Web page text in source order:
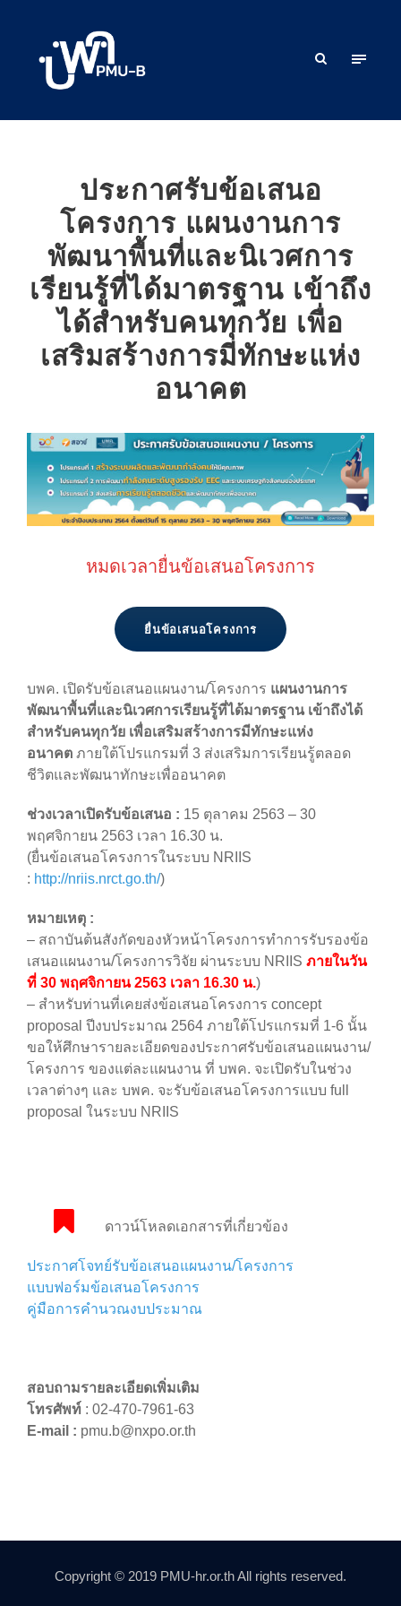
ประกาศรับข้อเสนอ
โครงการ แผนงานการ
พัฒนาพื้นที่และนิเวศการ
เรียนรู้ที่ได้มาตรฐาน เข้าถึง
ได้สำหรับคนทุกวัย เพื่อ
เสริมสร้างการมีทักษะแห่ง
อนาคต
หมดเวลายื่นข้อเสนอโครงการ
ยื่นข้อเสนอโครงการ
บพค. เปิดรับข้อเสนอแผนงาน/โครงการ แผนงานการ
พัฒนาพื้นที่และนิเวศการเรียนรู้ที่ได้มาตรฐาน เข้าถึงได้
สำหรับคนทุกวัย เพื่อเสริมสร้างการมีทักษะแห่ง
อนาคต ภายใต้โปรแกรมที่ 3 ส่งเสริมการเรียนรู้ตลอด
ชีวิตและพัฒนาทักษะเพื่ออนาคต
ช่วงเวลาเปิดรับข้อเสนอ : 15 ตุลาคม 2563 – 30
พฤศจิกายน 2563 เวลา 16.30 น.
(ยื่นข้อเสนอโครงการในระบบ NRIIS
: http://nriis.nrct.go.th/)
หมายเหตุ :
– สถาบันต้นสังกัดของหัวหน้าโครงการทำการรับรองข้อ
เสนอแผนงาน/โครงการวิจัย ผ่านระบบ NRIIS ภายในวัน
ที่ 30 พฤศจิกายน 2563 เวลา 16.30 น.)
– สำหรับท่านที่เคยส่งข้อเสนอโครงการ concept
proposal ปีงบประมาณ 2564 ภายใต้โปรแกรมที่ 1-6 นั้น
ขอให้ศึกษารายละเอียดของประกาศรับข้อเสนอแผนงาน/
โครงการ ของแต่ละแผนงาน ที่ บพค. จะเปิดรับในช่วง
เวลาต่างๆ และ บพค. จะรับข้อเสนอโครงการแบบ full
proposal ในระบบ NRIIS
ดาวน์โหลดเอกสารที่เกี่ยวข้อง
ประกาศโจทย์รับข้อเสนอแผนงาน/โครงการ
แบบฟอร์มข้อเสนอโครงการ
คู่มือการคำนวณงบประมาณ
สอบถามรายละเอียดเพิ่มเติม
โทรศัพท์ : 02-470-7961-63
E-mail : pmu.b@nxpo.or.th
Copyright © 2019 PMU-hr.or.th All rights reserved.